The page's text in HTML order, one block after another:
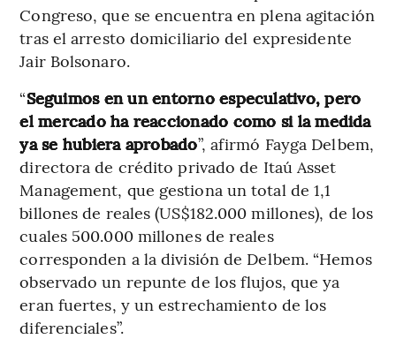
Congreso, que se encuentra en plena agitación
tras el arresto domiciliario del expresidente
Jair Bolsonaro.
“Seguimos en un entorno especulativo, pero
el mercado ha reaccionado como si la medida
ya se hubiera aprobado”, afirmó Fayga Delbem,
directora de crédito privado de Itaú Asset
Management, que gestiona un total de 1,1
billones de reales (US$182.000 millones), de los
cuales 500.000 millones de reales
corresponden a la división de Delbem. “Hemos
observado un repunte de los flujos, que ya
eran fuertes, y un estrechamiento de los
diferenciales”.